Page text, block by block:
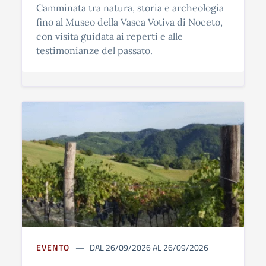
Camminata tra natura, storia e archeologia
fino al Museo della Vasca Votiva di Noceto,
con visita guidata ai reperti e alle
testimonianze del passato.
EVENTO DAL 26/09/2026 AL 26/09/2026